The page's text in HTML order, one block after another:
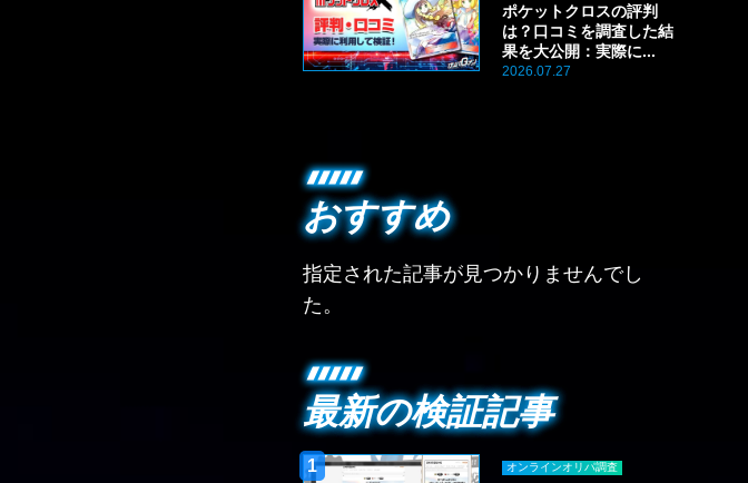
ポケットクロスの評判
は？口コミを調査した結
果を大公開：実際に...
2026.07.27
おすすめ
指定された記事が見つかりませんでし
た。
最新の検証記事
オンラインオリパ調査